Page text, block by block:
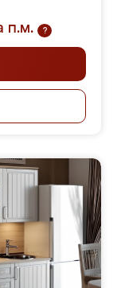
п.м.
?